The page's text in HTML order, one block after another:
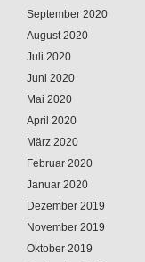
September 2020
August 2020
Juli 2020
Juni 2020
Mai 2020
April 2020
März 2020
Februar 2020
Januar 2020
Dezember 2019
November 2019
Oktober 2019